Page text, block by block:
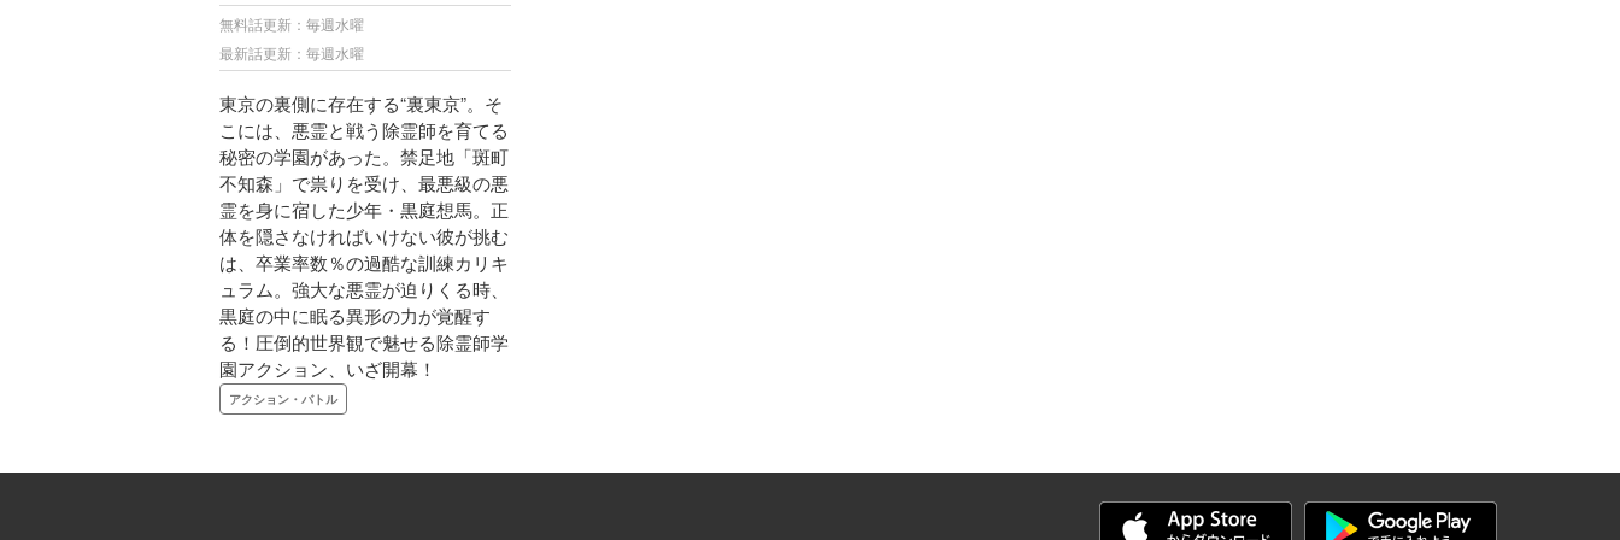
無料話更新：毎週水曜
最新話更新：毎週水曜
東京の裏側に存在する“裏東京”。そ
こには、悪霊と戦う除霊師を育てる
秘密の学園があった。禁足地「斑町
不知森」で祟りを受け、最悪級の悪
霊を身に宿した少年・黒庭想馬。正
体を隠さなければいけない彼が挑む
は、卒業率数％の過酷​な訓練カリキ
ュラム。強大な悪霊が迫りくる時、
黒庭の中に眠る異形の力が覚醒す
る！圧倒的世界観で魅せる除霊師学
園アクション、いざ開幕！
アクション・バトル